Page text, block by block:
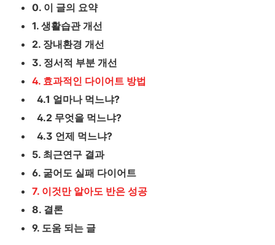
0. 이 글의 요약
1. 생활습관 개선
2. 장내환경 개선
3. 정서적 부분 개선
4. 효과적인 다이어트 방법
4.1 얼마나 먹느냐?
4.2 무엇을 먹느냐?
4.3 언제 먹느냐?
5. 최근연구 결과
6. 굶어도 실패 다이어트
7. 이것만 알아도 반은 성공
8. 결론
9. 도움 되는 글